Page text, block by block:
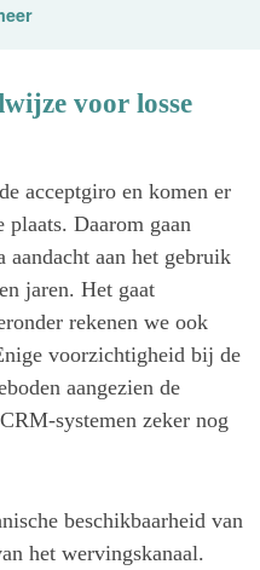
daarmee hun eigen
voor losse
acceptgiro en komen er
Daarom gaan
aan het gebruik
jaren. Het gaat
rekenen we ook
voorzichtigheid bij de
aangezien de
systemen zeker nog
beschikbaarheid van
het wervingskanaal.